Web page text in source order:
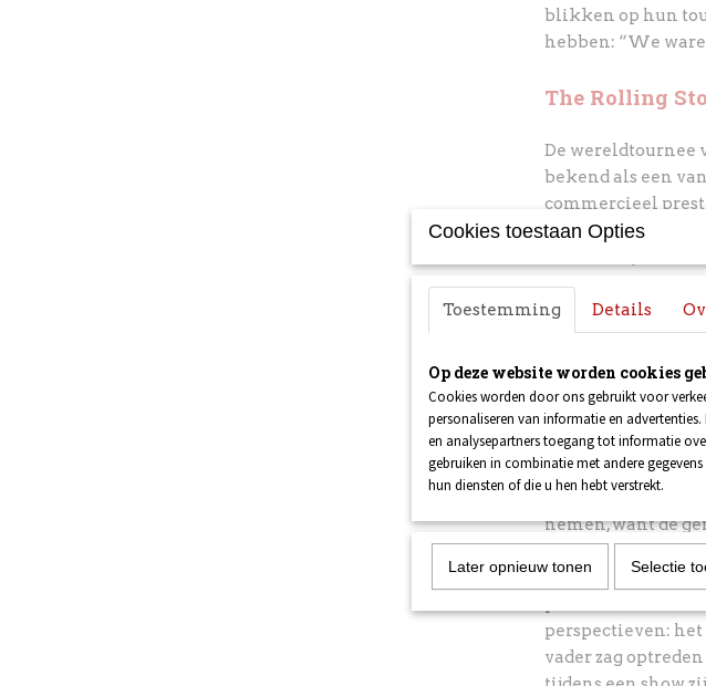
blikken op hun
hebben: “We
The Rolling
De wereldtournee
bekend als een
commercieel
eind van de
professionaliteit
tournees. Reden
American Tour
Frank Zappa
You Can’t Do
livealbums van
concerten waren.
nemen, want de
Dweezil en
hun afzonderlijke
perspectieven:
vader zag
Cookies toestaan Opties
Toestemming Details
Op deze website worden cookies
Cookies worden door ons gebruikt voor
personaliseren van informatie en
en analysepartners toegang tot informatie
gebruiken in combinatie met andere
hun diensten of die u hen hebt verstrekt.
Later opnieuw tonen Selectie